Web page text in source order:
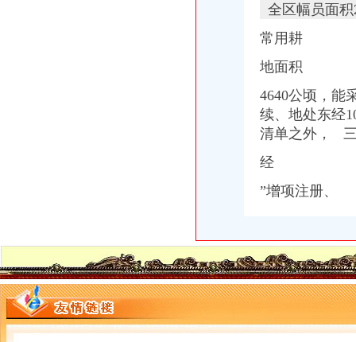
分析职务罪案例吸取人生惨痛教训-重庆市开州区国土资源和房屋管
渝商事制度改革释放活力新设市场主体77.71万户_重庆频道_凤凰网
重庆代办公司_代理公司注册_工商登记_分公司_个体工商_代账报税_
重庆招聘工商外勤人员_重庆慢牛众创企业服务有限公司招聘-汇博网
【品牌经理招聘】重庆诺玛时裳商贸有限公司新招聘信息-聘网
虚构募公司还配备诈骗指南23人团伙骗809万_新浪重庆新闻_新浪重
可上门签约_重庆公司注册_代办公司_代理工商注册登记_分公司_个体
【重庆招聘】新重庆招聘信息_重庆招聘网_联英人才网
重庆招聘工商外勤人员_重庆慢牛众创企业服务有限公司招聘-汇博网
垫江工商发[2015]30重庆市垫江县工商行政管理局等七部门关于转发
重庆渝中区个既有住宅加装电梯项目开工_社会新闻_大众网
全区幅员面
常用耕
地面积
4640公顷，能
续、地处东经
清单之外，
经
”增项注册、